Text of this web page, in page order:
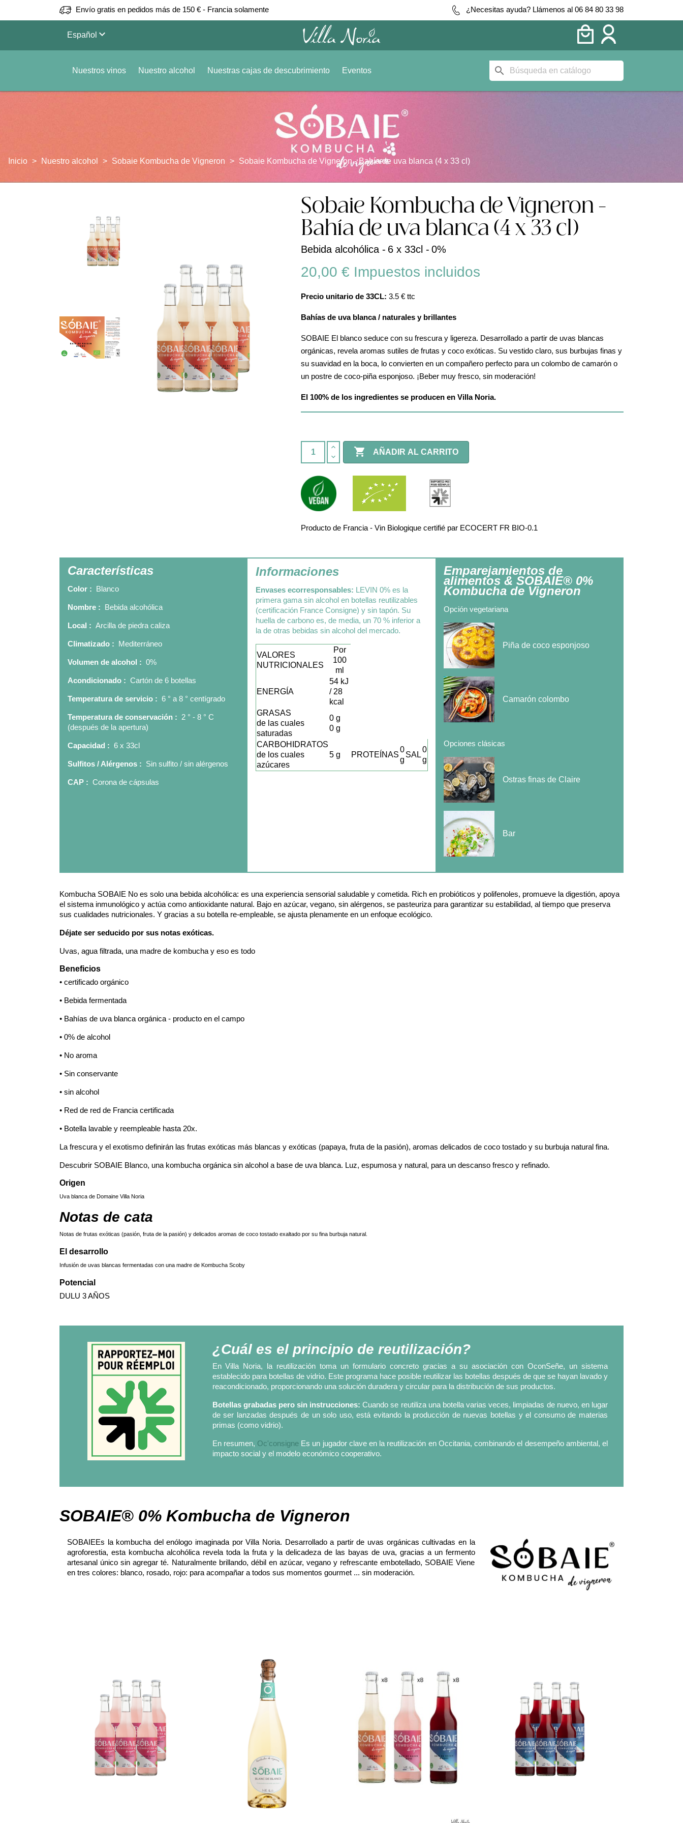
Envío gratis en pedidos más de 150 € - Francia solamente ¿Necesitas ayuda? Llámenos al 06 84 80 33 98
Españolkeyboard_arrow_down
Nuestros vinos Nuestro alcohol Nuestras cajas de descubrimiento Eventos search
Inicio Nuestro alcohol Sobaie Kombucha de Vigneron Sobaie Kombucha de Vigneron - Bahía de uva blanca (4 x 33 cl)
Sobaie Kombucha de Vigneron -
Bahía de uva blanca (4 x 33 cl)
Bebida alcohólica - 6 x 33cl - 0%
20,00 € Impuestos incluidos
Precio unitario de 33CL: 3.5 € ttc
Bahías de uva blanca / naturales y brillantes
SOBAIE El blanco seduce con su frescura y ligereza. Desarrollado a partir de uvas blancas
orgánicas, revela aromas sutiles de frutas y coco exóticas. Su vestido claro, sus burbujas finas y
su suavidad en la boca, lo convierten en un compañero perfecto para un colombo de camarón o
un postre de coco-piña esponjoso. ¡Beber muy fresco, sin moderación!
El 100% de los ingredientes se producen en Villa Noria.
 AÑADIR AL CARRITO
Producto de Francia - Vin Biologique certifié par ECOCERT FR BIO-0.1
Características
Color : Blanco
Nombre : Bebida alcohólica
Local : Arcilla de piedra caliza
Climatizado : Mediterráneo
Volumen de alcohol : 0%
Acondicionado : Cartón de 6 botellas
Temperatura de servicio : 6 ° a 8 ° centígrado
Temperatura de conservación : 2 ° - 8 ° C
(después de la apertura)
Capacidad : 6 x 33cl
Sulfitos / Alérgenos : Sin sulfito / sin alérgenos
CAP : Corona de cápsulas
Informaciones
Envases ecorresponsables: LEVIN 0% es la
primera gama sin alcohol en botellas reutilizables
(certificación France Consigne) y sin tapón. Su
huella de carbono es, de media, un 70 % inferior a
la de otras bebidas sin alcohol del mercado.
VALORES
NUTRICIONALES
Por
100
ml
ENERGÍA
54 kJ
/ 28
kcal
GRASAS
de las cuales
saturadas
0 g
0 g
CARBOHIDRATOS
de los cuales
azúcares
5 g PROTEÍNAS
0
g
SAL
0
g
Emparejamientos de
alimentos & SOBAIE® 0%
Kombucha de Vigneron
Opción vegetariana
Piña de coco esponjoso
Camarón colombo
Opciones clásicas
Ostras finas de Claire
Bar
Kombucha SOBAIE No es solo una bebida alcohólica: es una experiencia sensorial saludable y cometida. Rich en probióticos y polifenoles, promueve la digestión, apoya
el sistema inmunológico y actúa como antioxidante natural. Bajo en azúcar, vegano, sin alérgenos, se pasteuriza para garantizar su estabilidad, al tiempo que preserva
sus cualidades nutricionales. Y gracias a su botella re-empleable, se ajusta plenamente en un enfoque ecológico.
Déjate ser seducido por sus notas exóticas.
Uvas, agua filtrada, una madre de kombucha y eso es todo
Beneficios
• certificado orgánico
• Bebida fermentada
• Bahías de uva blanca orgánica - producto en el campo
• 0% de alcohol
• No aroma
• Sin conservante
• sin alcohol
• Red de red de Francia certificada
• Botella lavable y reempleable hasta 20x.
La frescura y el exotismo definirán las frutas exóticas más blancas y exóticas (papaya, fruta de la pasión), aromas delicados de coco tostado y su burbuja natural fina.
Descubrir SOBAIE Blanco, una kombucha orgánica sin alcohol a base de uva blanca. Luz, espumosa y natural, para un descanso fresco y refinado.
Origen
Uva blanca de Domaine Villa Noria
Notas de cata
Notas de frutas exóticas (pasión, fruta de la pasión) y delicados aromas de coco tostado exaltado por su fina burbuja natural.
El desarrollo
Infusión de uvas blancas fermentadas con una madre de Kombucha Scoby
Potencial
DULU 3 AÑOS
¿Cuál es el principio de reutilización?
En Villa Noria, la reutilización toma un formulario concreto gracias a su asociación con OconSeñe, un sistema
establecido para botellas de vidrio. Este programa hace posible reutilizar las botellas después de que se hayan lavado y
reacondicionado, proporcionando una solución duradera y circular para la distribución de sus productos.
Botellas grabadas pero sin instrucciones: Cuando se reutiliza una botella varias veces, limpiadas de nuevo, en lugar
de ser lanzadas después de un solo uso, está evitando la producción de nuevas botellas y el consumo de materias
primas (como vidrio).
En resumen, Oc'consigneEs un jugador clave en la reutilización en Occitania, combinando el desempeño ambiental, el
impacto social y el modelo económico cooperativo.
SOBAIE® 0% Kombucha de Vigneron
SOBAIEEs la kombucha del enólogo imaginada por Villa Noria. Desarrollado a partir de uvas orgánicas cultivadas en la
agroforestia, esta kombucha alcohólica revela toda la fruta y la delicadeza de las bayas de uva, gracias a un fermento
artesanal único sin agregar té. Naturalmente brillando, débil en azúcar, vegano y refrescante embotellado, SOBAIE Viene
en tres colores: blanco, rosado, rojo: para acompañar a todos sus momentos gourmet ... sin moderación.